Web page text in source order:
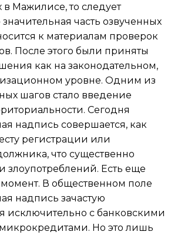
в Мажилисе, то следует
значительная часть озвученных
к материалам проверок
После этого были приняты
как на законодательном,
уровне. Одним из
шагов стало введение
Сегодня
надпись совершается, как
регистрации или
что существенно
злоупотреблений. Есть еще
В общественном поле
надпись зачастую
исключительно с банковскими
Но это лишь